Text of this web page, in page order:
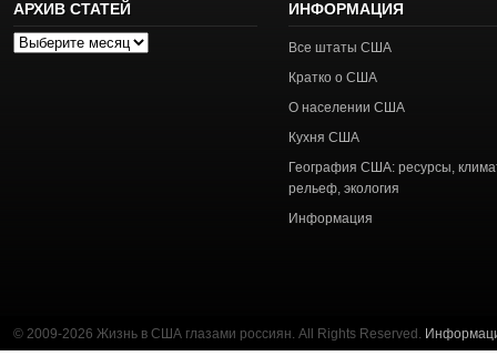
АРХИВ СТАТЕЙ
Архив
ИНФОРМАЦИЯ
Все штаты США
Кратко о США
О населении США
Кухня США
География США: ресурсы,
рельеф, экология
Информация
© 2009-2026 Жизнь в США глазами россиян. All Rights Reserved.